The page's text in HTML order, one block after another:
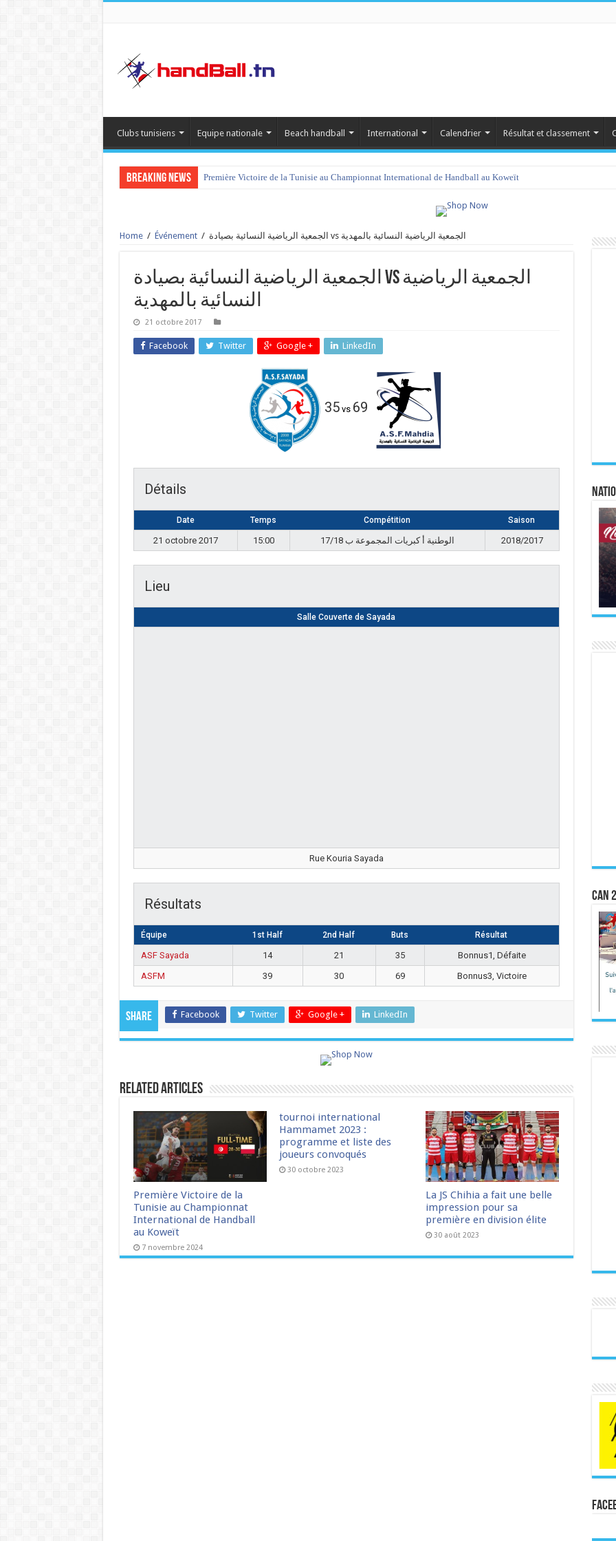
Clubs tunisiens Equipe nationale Beach handball International Calendrier Résultat et classement
Breaking News Première Victoire de la Tunisie au Championnat International de Handball au Koweït
Home / Événement / الجمعية الرياضية النسائية بصيادة vs الجمعية الرياضية النسائية بالمهدية
الجمعية الرياضية النسائية بصيادة vs الجمعية الرياضية
النسائية بالمهدية
21 octobre 2017
Facebook Twitter Google + LinkedIn
35vs 69
Détails
Date Temps Compétition Saison
21 octobre 2017 15:00 الوطنية أ كبريات المجموعة ب 17/18 2018/2017
Lieu
Salle Couverte de Sayada
Rue Kouria Sayada
Résultats
Équipe 1st Half 2nd Half Buts Résultat
ASF Sayada 14 21 35
Bonnus1, Défaite
ASFM
39 30 69 Bonnus3, Victoire
Share Facebook Twitter Google + LinkedIn
Related Articles
Première Victoire de la
Tunisie au Championnat
International de Handball
au Koweït
7 novembre 2024
tournoi international
Hammamet 2023 :
programme et liste des
joueurs convoqués
30 octobre 2023
La JS Chihia a fait une belle
impression pour sa
première en division élite
30 août 2023
CAN